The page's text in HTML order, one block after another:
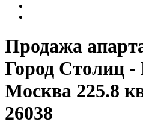
Продажа
Город Столиц
Москва 225.8
26038